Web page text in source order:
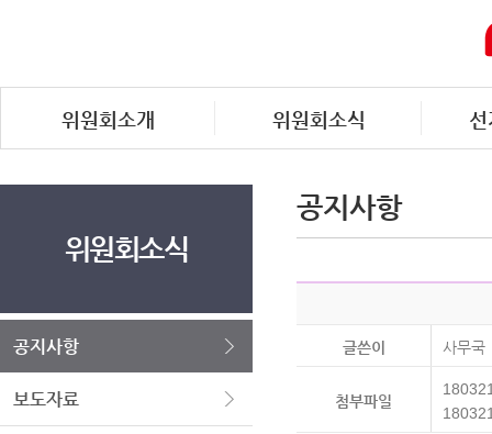
위원회소개 위원회소식
위원회소식
공지사항
보도자료
공지사항
글쓴이 사무국
첨부파일